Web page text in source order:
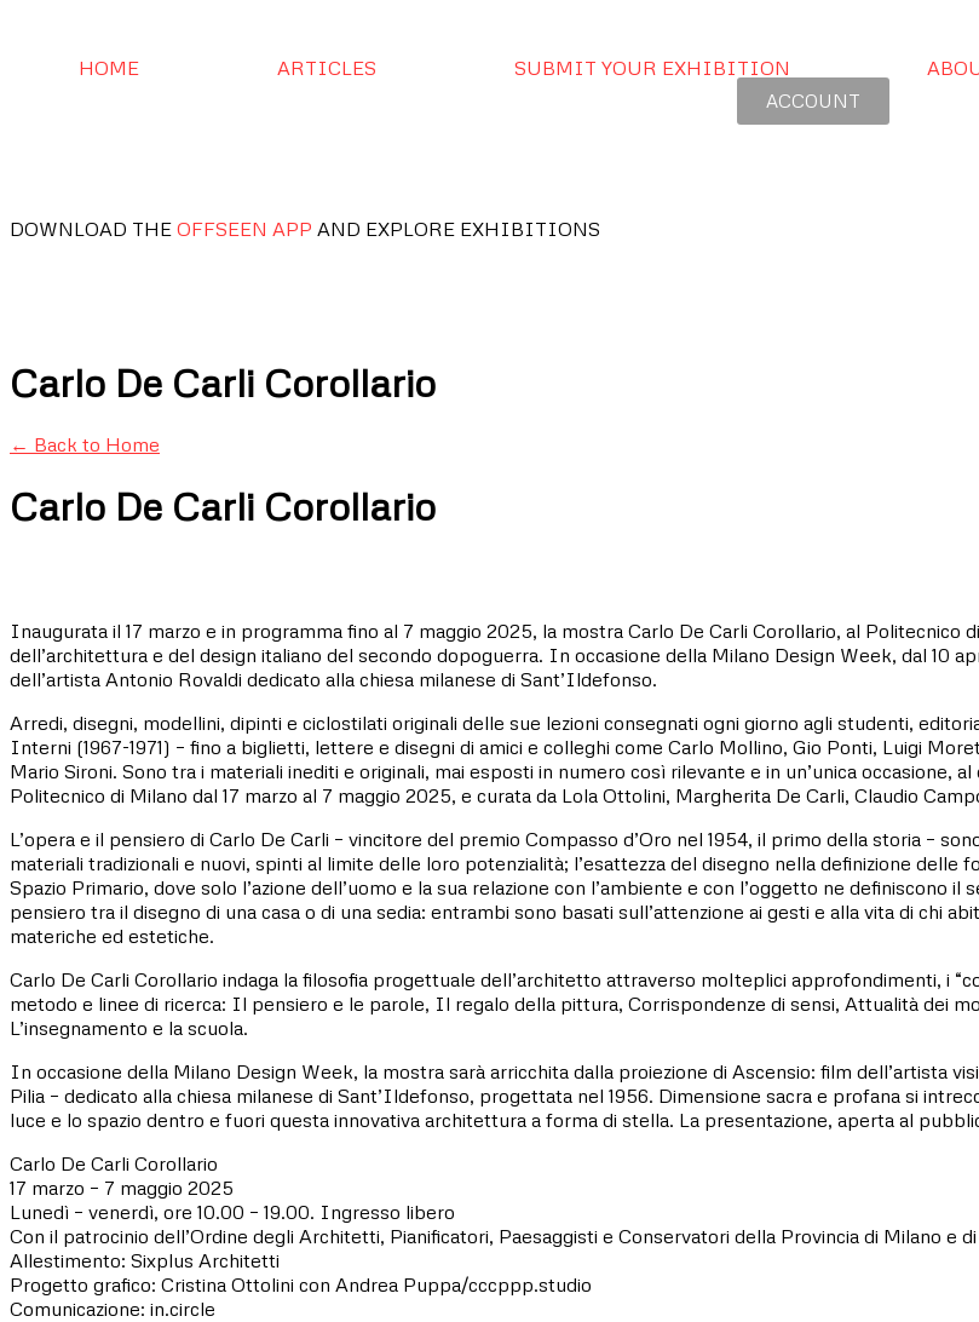
HOME ARTICLES SUBMIT YOUR EXHIBITION
ACCOUNT
DOWNLOAD THE OFFSEEN APP AND EXPLORE EXHIBITIONS
Carlo De Carli Corollario
← Back to Home
Carlo De Carli Corollario
Inaugurata il 17 marzo e in programma fino al 7 maggio 2025, la mostra Carlo De Carli Corollario, al Politecnico
dell’architettura e del design italiano del secondo dopoguerra. In occasione della Milano Design Week, dal 10
dell’artista Antonio Rovaldi dedicato alla chiesa milanese di Sant’Ildefonso.
Arredi, disegni, modellini, dipinti e ciclostilati originali delle sue lezioni consegnati ogni giorno agli studenti,
Interni (1967-1971) – fino a biglietti, lettere e disegni di amici e colleghi come Carlo Mollino, Gio Ponti, Luigi
Mario Sironi. Sono tra i materiali inediti e originali, mai esposti in numero così rilevante e in un’unica occasione,
Politecnico di Milano dal 17 marzo al 7 maggio 2025, e curata da Lola Ottolini, Margherita De Carli, Claudio
L’opera e il pensiero di Carlo De Carli – vincitore del premio Compasso d’Oro nel 1954, il primo della storia –
materiali tradizionali e nuovi, spinti al limite delle loro potenzialità; l’esattezza del disegno nella definizione delle
Spazio Primario, dove solo l’azione dell’uomo e la sua relazione con l’ambiente e con l’oggetto ne definiscono
pensiero tra il disegno di una casa o di una sedia: entrambi sono basati sull’attenzione ai gesti e alla vita di chi
materiche ed estetiche.
Carlo De Carli Corollario indaga la filosofia progettuale dell’architetto attraverso molteplici approfondimenti, i
metodo e linee di ricerca: Il pensiero e le parole, Il regalo della pittura, Corrispondenze di sensi, Attualità dei
L’insegnamento e la scuola.
In occasione della Milano Design Week, la mostra sarà arricchita dalla proiezione di Ascensio: film dell’artista
Pilia – dedicato alla chiesa milanese di Sant’Ildefonso, progettata nel 1956. Dimensione sacra e profana si
luce e lo spazio dentro e fuori questa innovativa architettura a forma di stella. La presentazione, aperta al
Carlo De Carli Corollario
17 marzo – 7 maggio 2025
Lunedì – venerdì, ore 10.00 – 19.00. Ingresso libero
Con il patrocinio dell’Ordine degli Architetti, Pianificatori, Paesaggisti e Conservatori della Provincia di Milano e
Allestimento: Sixplus Architetti
Progetto grafico: Cristina Ottolini con Andrea Puppa/cccppp.studio
Comunicazione: in.circle